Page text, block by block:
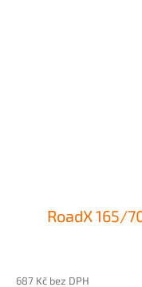
RoadX 165/
687 Kč bez DPH